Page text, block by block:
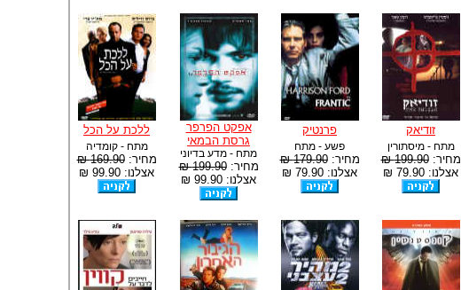
זודיאק
מתח - מיסתורין
מחיר:199.90 ₪
אצלנו: 79.90 ₪
פרנטיק
פשע - מתח
מחיר:179.90 ₪
אצלנו: 79.90 ₪
אפקט הפרפר
גרסת הבמאי
מתח - מדע בדיוני
מחיר:199.90 ₪
אצלנו: 99.90 ₪
ללכת על הכל
מתח - קומדיה
מחיר:169.90 ₪
אצלנו: 99.90 ₪